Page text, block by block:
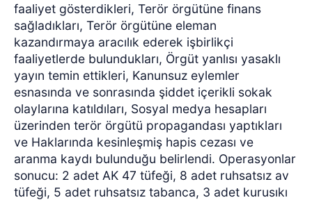
faaliyet gösterdikleri, Terör örgütüne finans
sağladıkları, Terör örgütüne eleman
kazandırmaya aracılık ederek işbirlikçi
faaliyetlerde bulundukları, Örgüt yanlısı yasaklı
yayın temin ettikleri, Kanunsuz eylemler
esnasında ve sonrasında şiddet içerikli sokak
olaylarına katıldıları, Sosyal medya hesapları
üzerinden terör örgütü propagandası yaptıkları
ve Haklarında kesinleşmiş hapis cezası ve
aranma kaydı bulunduğu belirlendi. Operasyonlar
sonucu: 2 adet AK 47 tüfeği, 8 adet ruhsatsız av
tüfeği, 5 adet ruhsatsız tabanca, 3 adet kurusıkı